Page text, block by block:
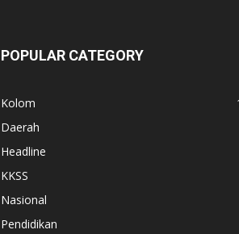
POPULAR CATEGORY
Kolom
Daerah
Headline
KKSS
Nasional
Pendidikan